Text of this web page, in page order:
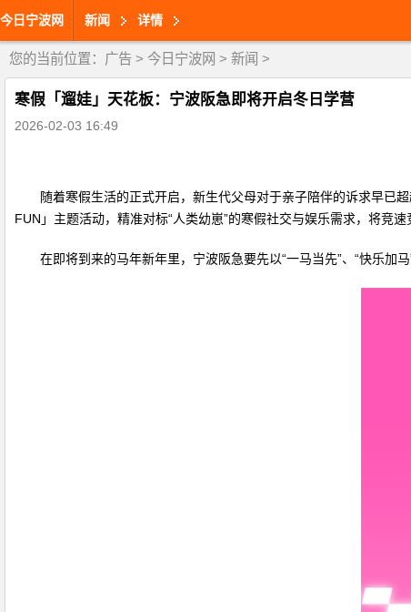
今日宁波网 新闻 详情
您的当前位置： 广告 > 今日宁波网 > 新闻 >
寒假「遛娃」天花板：宁波阪急即将开启冬日学营
2026-02-03 16:49
随着寒假生活的正式开启，新生代父母对于亲子陪伴的诉求早已
FUN」主题活动，精准对标“人类幼崽”的寒假社交与娱乐需求，将竞
在即将到来的马年新年里，宁波阪急要先以“一马当先”、“快乐加